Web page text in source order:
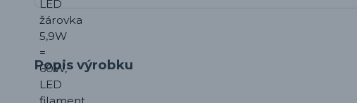
Popis výrobku